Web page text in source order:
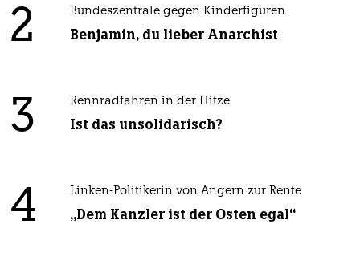
2 Bundeszentrale gegen Kinderfiguren
Benjamin, du lieber Anarchist
3 Rennradfahren in der Hitze
Ist das unsolidarisch?
4 Linken-Politikerin von Angern zur Rente
„Dem Kanzler ist der Osten egal“